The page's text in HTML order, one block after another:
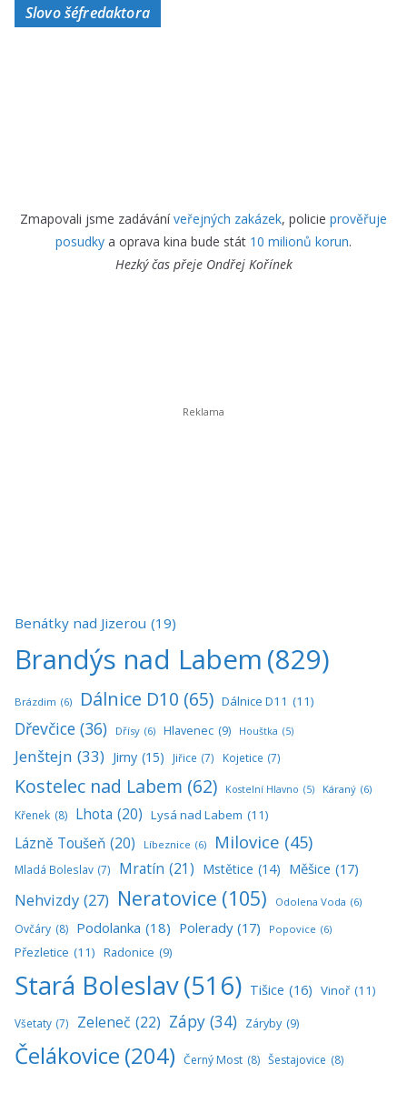
Slovo šéfredaktora
Zmapovali jsme zadáváníveřejných zakázek, policie prověřuje
posudky a oprava kina bude stát 10 milionů korun.
Hezký čas přeje Ondřej Kořínek
Benátky nad Jizerou (19)
Brandýs nad Labem (829)
Brázdim (6) Dálnice D10 (65) Dálnice D11 (11)
Dřevčice (36) Dřísy (6) Hlavenec (9) Houštka (5)
Jenštejn (33) Jirny (15) Jiřice (7) Kojetice (7)
Kostelec nad Labem (62) Kostelní Hlavno (5) Káraný (6)
Křenek (8) Lhota (20) Lysá nad Labem (11)
Lázně Toušeň (20) Líbeznice (6) Milovice (45)
Mladá Boleslav (7) Mratín (21) Mstětice (14) Měšice (17)
Nehvizdy (27) Neratovice (105) Odolena Voda (6)
Ovčáry (8) Podolanka (18) Polerady (17) Popovice (6)
Přezletice (11) Radonice (9)
Stará Boleslav(516) Tišice (16) Vinoř (11)
Všetaty (7) Zeleneč (22) Zápy (34) Záryby (9)
Čelákovice (204) Černý Most (8) Šestajovice (8)